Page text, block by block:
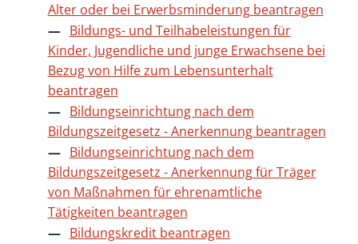
Alter oder bei Erwerbsminderung beantragen
Bildungs- und Teilhabeleistungen für
Kinder, Jugendliche und junge Erwachsene bei
Bezug von Hilfe zum Lebensunterhalt
beantragen
Bildungseinrichtung nach dem
Bildungszeitgesetz - Anerkennung beantragen
Bildungseinrichtung nach dem
Bildungszeitgesetz - Anerkennung für Träger
von Maßnahmen für ehrenamtliche
Tätigkeiten beantragen
Bildungskredit beantragen